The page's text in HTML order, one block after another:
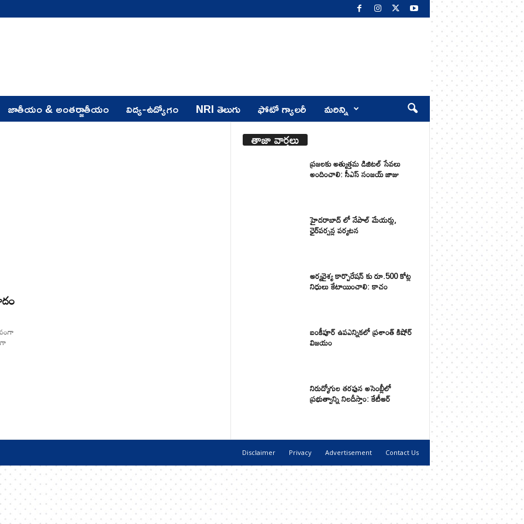
జాతీయం & అంతర్జాతీయం విద్య-ఉద్యోగం NRI తెలుగు ఫోటో గ్యాలరీ మరిన్ని
తాజా వార్తలు
ప్రజలకు అత్యుత్తమ డిజిటల్ సేవలు
అందించాలి: సీఎస్ సంజయ్ జాజు
హైదరాబాద్ లో నేపాల్ మేయర్లు,
ఛైర్‌పర్సన్ల పర్యటన
ఆర్యవైశ్య కార్పొరేషన్ కు రూ.500 కోట్ల
నిధులు కేటాయించాలి: కాచం
బంకీపూర్ ఉపఎన్నికలో ప్రశాంత్ కిషోర్
విజయం
నిరుద్యోగుల తరఫున అసెంబ్లీలో
ప్రభుత్వాన్ని నిలదీస్తాం: కేటీఆర్
Disclaimer Privacy Advertisement Contact Us